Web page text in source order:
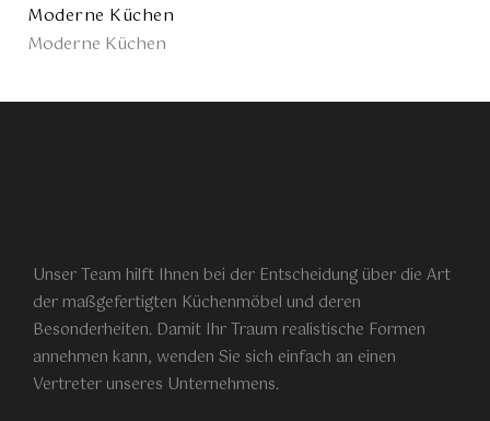
Moderne Küchen
Moderne Küchen
Unser Team hilft Ihnen bei der Entscheidung über die Art
der maßgefertigten Küchenmöbel und deren
Besonderheiten. Damit Ihr Traum realistische Formen
annehmen kann, wenden Sie sich einfach an einen
Vertreter unseres Unternehmens.